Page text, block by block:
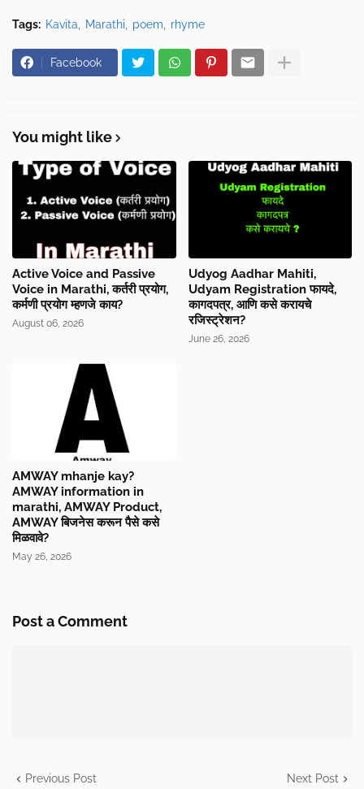
Tags: Kavita Marathi poem rhyme
Facebook
You might like
Active Voice and Passive
Voice in Marathi, कर्तरी प्रयोग,
कर्मणी प्रयोग म्हणजे काय?
August 06, 2026
Udyog Aadhar Mahiti,
Udyam Registration फायदे,
कागदपत्र, आणि कसे करायचे
रजिस्ट्रेशन?
June 26, 2026
AMWAY mhanje kay?
AMWAY information in
marathi, AMWAY Product,
AMWAY बिजनेस करून पैसे कसे
मिळवावे?
May 26, 2026
Post a Comment
Previous Post Next Post